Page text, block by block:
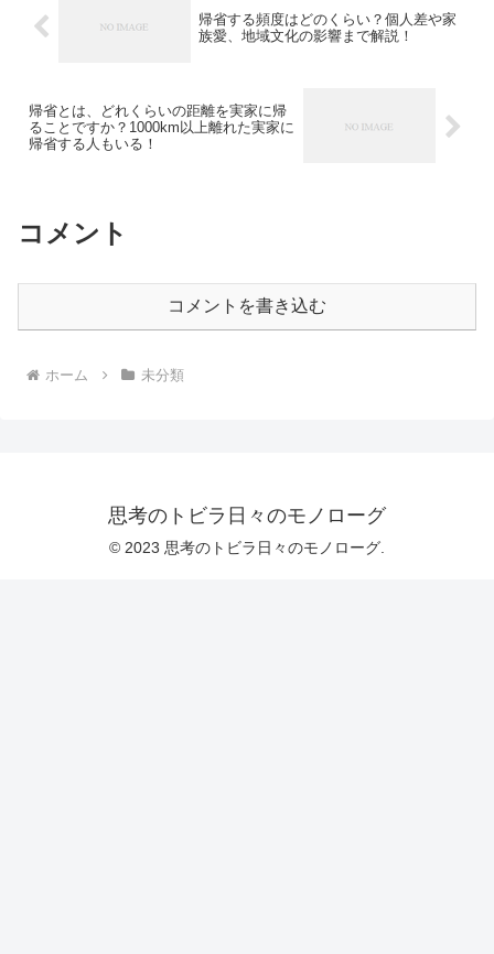
帰省する頻度はどのくらい？個人差や家
族愛、地域文化の影響まで解説！
帰省とは、どれくらいの距離を実家に帰
ることですか？1000km以上離れた実家に
帰省する人もいる！
コメント
コメントを書き込む
ホーム 未分類
思考のトビラ日々のモノローグ
© 2023 思考のトビラ日々のモノローグ.